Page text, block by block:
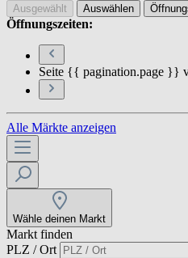
Ausgewählt Auswählen
Öffnungszeiten:
Seite {{ pagination.page }}
Alle Märkte anzeigen
Wähle deinen Markt
Markt finden
PLZ / Ort